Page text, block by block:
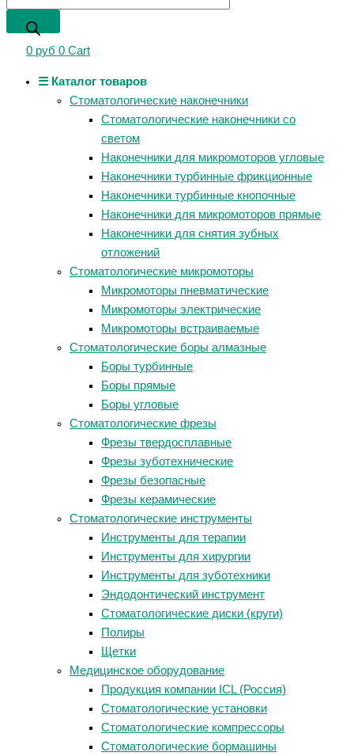
0 руб 0 Cart
☰ Каталог товаров
Стоматологические наконечники
Стоматологические наконечники со
светом
Наконечники для микромоторов угловые
Наконечники турбинные фрикционные
Наконечники турбинные кнопочные
Наконечники для микромоторов прямые
Наконечники для снятия зубных
отложений
Стоматологические микромоторы
Микромоторы пневматические
Микромоторы электрические
Микромоторы встраиваемые
Стоматологические боры алмазные
Боры турбинные
Боры прямые
Боры угловые
Стоматологические фрезы
Фрезы твердосплавные
Фрезы зуботехнические
Фрезы безопасные
Фрезы керамические
Стоматологические инструменты
Инструменты для терапии
Инструменты для хирургии
Инструменты для зуботехники
Эндодонтический инструмент
Стоматологические диски (круги)
Полиры
Щетки
Медицинское оборудование
Продукция компании ICL (Россия)
Стоматологические установки
Стоматологические компрессоры
Стоматологические бормашины